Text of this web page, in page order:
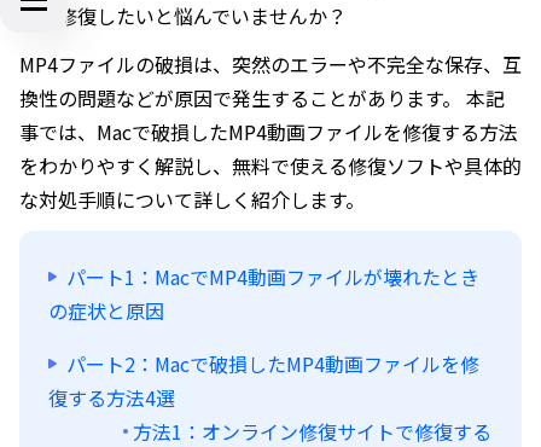
ルを修復したいと悩んでいませんか？
MP4ファイルの破損は、突然のエラーや不完全な保存、互
換性の問題などが原因で発生することがあります。 本記
事では、Macで破損したMP4動画ファイルを修復する方法
をわかりやすく解説し、無料で使える修復ソフトや具体的
な対処手順について詳しく紹介します。
パート1：MacでMP4動画ファイルが壊れたとき
の症状と原因
パート2：Macで破損したMP4動画ファイルを修
復する方法4選
方法1：オンライン修復サイトで修復する